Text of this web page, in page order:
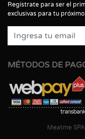
Regístrate para ser el
exclusivas para tu próximo
MÉTODOS DE
Meatme